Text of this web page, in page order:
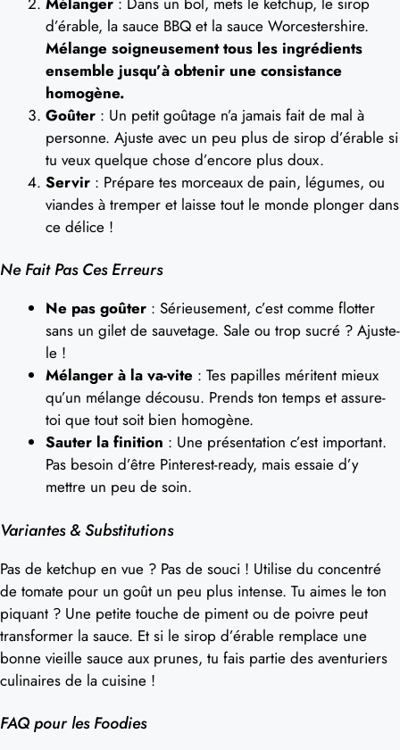
d’érable, la sauce BBQ et la sauce Worcestershire.
Mélange soigneusement tous les ingrédients
ensemble jusqu’à obtenir une consistance
homogène.
Goûter : Un petit goûtage n’a jamais fait de mal à
personne. Ajuste avec un peu plus de sirop d’érable si
tu veux quelque chose d’encore plus doux.
Servir : Prépare tes morceaux de pain, légumes, ou
viandes à tremper et laisse tout le monde plonger dans
ce délice !
Ne Fait Pas Ces Erreurs
Ne pas goûter : Sérieusement, c’est comme flotter
sans un gilet de sauvetage. Sale ou trop sucré ? Ajuste-
le !
Mélanger à la va-vite : Tes papilles méritent mieux
qu’un mélange décousu. Prends ton temps et assure-
toi que tout soit bien homogène.
Sauter la finition : Une présentation c’est important.
Pas besoin d’être Pinterest-ready, mais essaie d’y
mettre un peu de soin.
Variantes & Substitutions
Pas de ketchup en vue ? Pas de souci ! Utilise du concentré
de tomate pour un goût un peu plus intense. Tu aimes le ton
piquant ? Une petite touche de piment ou de poivre peut
transformer la sauce. Et si le sirop d’érable remplace une
bonne vieille sauce aux prunes, tu fais partie des aventuriers
culinaires de la cuisine !
FAQ pour les Foodies